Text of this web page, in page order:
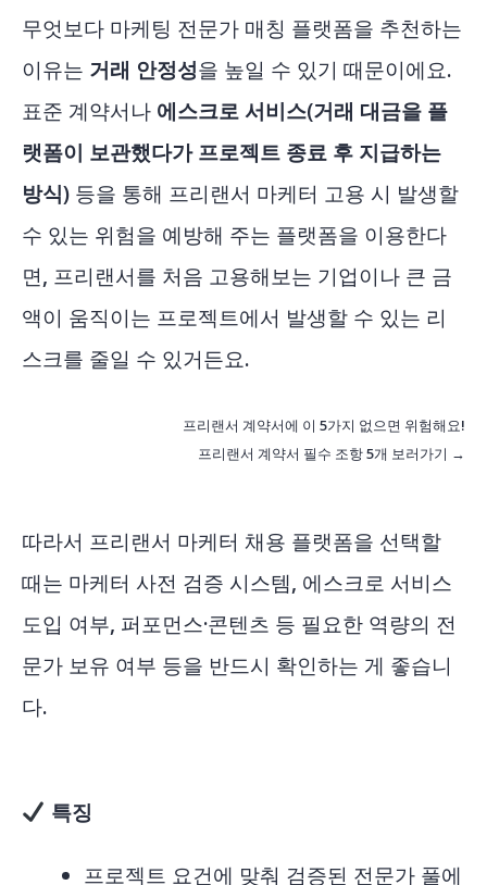
무엇보다 마케팅 전문가 매칭 플랫폼을 추천하는
이유는 거래 안정성을 높일 수 있기 때문이에요.
표준 계약서나 에스크로 서비스(거래 대금을 플
랫폼이 보관했다가 프로젝트 종료 후 지급하는
방식) 등을 통해 프리랜서 마케터 고용 시 발생할
수 있는 위험을 예방해 주는 플랫폼을 이용한다
면, 프리랜서를 처음 고용해보는 기업이나 큰 금
액이 움직이는 프로젝트에서 발생할 수 있는 리
스크를 줄일 수 있거든요.
프리랜서 계약서에 이 5가지 없으면 위험해요!
프리랜서 계약서 필수 조항 5개 보러가기 →
따라서 프리랜서 마케터 채용 플랫폼을 선택할
때는 마케터 사전 검증 시스템, 에스크로 서비스
도입 여부, 퍼포먼스·콘텐츠 등 필요한 역량의 전
문가 보유 여부 등을 반드시 확인하는 게 좋습니
다.
특징
프로젝트 요건에 맞춰 검증된 전문가 풀에